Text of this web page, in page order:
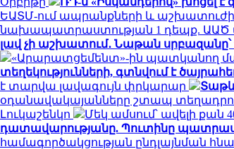
ԵԱՏՄ-ում ապրանքների և
նախապատրաստության 1 դեպք. ԱԱԾ
լավ չի աշխատում․ Նաթան
«Արարատցեմենտ»-ին պատկանող
տեղեկությունների, գտնվում է
է տարվա լավագույն փրկարար
Տաթև
օդանավակայանները շտապ
Լուկաշենկո
Մեկ ամսում՝ ավելի քան
դատավարությանը. Պուտինը
համագործակցության ընդլայնման